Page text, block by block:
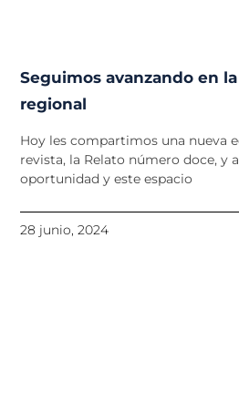
Seguimos avanzando en
regional
Hoy les compartimos una nueva
revista, la Relato número doce, y
oportunidad y este espacio
28 junio, 2024